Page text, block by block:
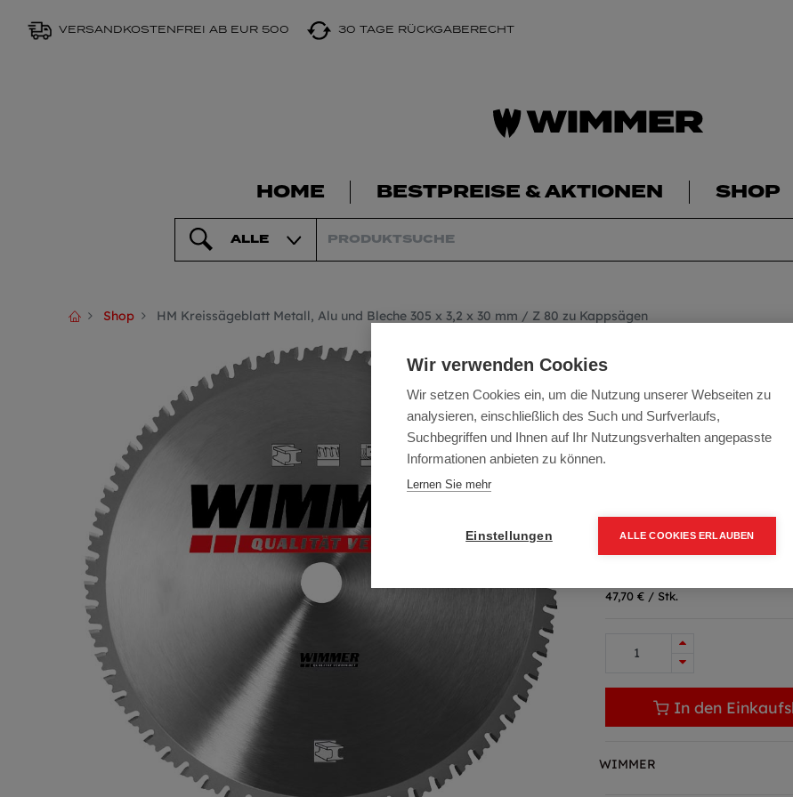
VERSANDKOSTENFREI AB EUR 500 30 TAGE RÜCKGABERECHT
HOME BESTPREISE & AKTIONEN SHOP
ALLE
Shop HM Kreissägeblatt Metall, Alu und Bleche 305 x 3,2 x 30 mm / Z 80 zu Kappsägen
HM
x 30 mm / Z 80
Artikelnummer: 12825
Metall Kreissägeblatt für
Aluminiumprofile,
47,70€
47,70 € / Stk.
In den
WIMMER
Wir verwenden Cookies
Wir setzen Cookies ein, um die Nutzung unserer Webseiten zu
analysieren, einschließlich des Such und Surfverlaufs,
Suchbegriffen und Ihnen auf Ihr Nutzungsverhalten angepasste
Informationen anbieten zu können.
Lernen Sie mehr
Einstellungen ALLE COOKIES ERLAUBEN